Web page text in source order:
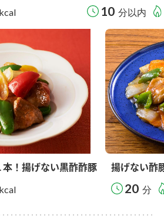
kcal 10 分以内
本！揚げない黒酢酢豚
kcal
揚げない酢
20 分